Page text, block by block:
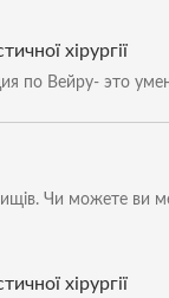
хірургії
по Вейру- это
Чи можете ви
хірургії